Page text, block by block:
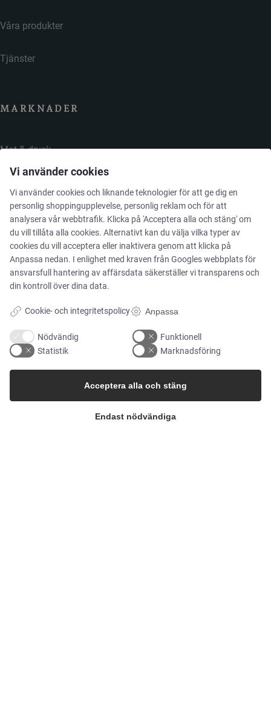
Våra produkter
Tjänster
MARKNADER
Mat & dryck
Pharma & Biotech – Single-Use Solutions
Renrum
FÖRETAGET
Kontakta oss
Vi använder cookies
Vi använder cookies och liknande teknologier för att ge dig en
personlig shoppingupplevelse, personlig reklam och för att
analysera vår webbtrafik. Klicka på 'Acceptera alla och stäng' om
du vill tillåta alla cookies. Alternativt kan du välja vilka typer av
cookies du vill acceptera eller inaktivera genom att klicka på
Anpassa nedan. I enlighet med kraven från Googles webbplats för
ansvarsfull hantering av affärsdata säkerställer vi transparens och
din kontroll över dina data.
Cookie- och integritetspolicy Anpassa
Nödvändig
Funktionell
Statistik
Marknadsföring
Endast nödvändiga
Acceptera alla och stäng